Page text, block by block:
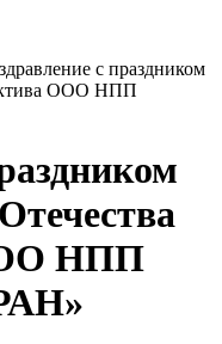
с праздником
ООО НПП
НПП